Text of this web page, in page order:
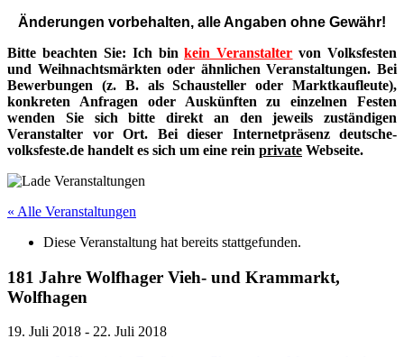
Änderungen vorbehalten, alle Angaben ohne Gewähr!
Bitte beachten Sie: Ich binkein Veranstalter von Volksfesten
und Weihnachtsmärkten oder ähnlichen Veranstaltungen. Bei
Bewerbungen (z. B. als Schausteller oder Marktkaufleute),
konkreten Anfragen oder Auskünften zu einzelnen Festen
wenden Sie sich bitte direkt an den jeweils zuständigen
Veranstalter vor Ort. Bei dieser Internetpräsenz deutsche-
volksfeste.de handelt es sich um eine rein private Webseite.
« Alle Veranstaltungen
Diese Veranstaltung hat bereits stattgefunden.
181 Jahre Wolfhager Vieh- und Krammarkt,
Wolfhagen
19. Juli 2018 - 22. Juli 2018